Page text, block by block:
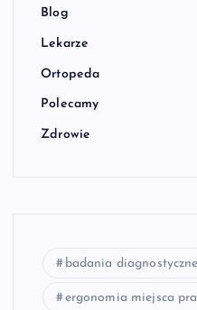
Blog
Lekarze
Ortopeda
Polecamy
Zdrowie
badania diagnostyczne
ergonomia miejsca